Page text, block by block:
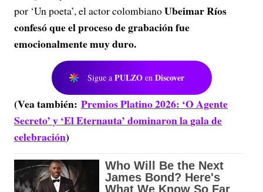
por ‘Un poeta’, el actor colombianoUbeimar Ríos
confesó que el proceso de grabación fue
emocionalmente muy duro.
Sigue a PULZO en Discover
(Vea también: Premios Platino 2026: ‘O Agente
Secreto’ y ‘El Eternauta’ dominaron la gala de
celebración)